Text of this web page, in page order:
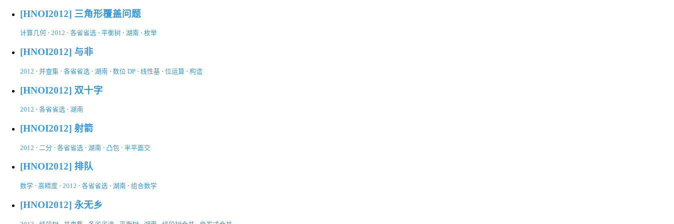
[HNOI2012] 三角形覆盖问题
计算几何 · 2012 · 各省省选 · 平衡树 · 湖南 · 枚举
[HNOI2012] 与非
2012 · 并查集 · 各省省选 · 湖南 · 数位 DP · 线性基 · 位运算 · 构造
[HNOI2012] 双十字
2012 · 各省省选 · 湖南
[HNOI2012] 射箭
2012 · 二分 · 各省省选 · 湖南 · 凸包 · 半平面交
[HNOI2012] 排队
数学 · 高精度 · 2012 · 各省省选 · 湖南 · 组合数学
[HNOI2012] 永无乡